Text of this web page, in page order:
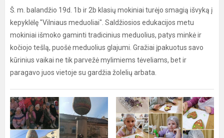
Š. m. balandžio 19d. 1b ir 2b klasių mokiniai turėjo smagią išvyką į
kepyklėlę "Vilniaus meduoliai". Saldžiosios edukacijos metu
mokiniai išmoko gaminti tradicinius meduolius, patys minkė ir
kočiojo tešlą, puošė meduolius glajumi. Gražiai įpakuotus savo
kūrinius vaikai ne tik parvežė mylimiems tėveliams, bet ir
paragavo juos vietoje su gardžia žolelių arbata.